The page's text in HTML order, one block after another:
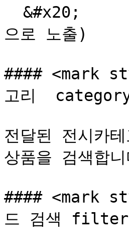
으로 노출)
#### <mark
고리
전달된 전시카
상품을 검색합
#### <mark
드 검색